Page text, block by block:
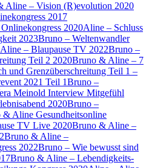
2017
2020Aline – Schluss
2023Bruno – Weltenwandler
– Blaupause TV 2022Bruno –
Teil 2 2020Bruno & Aline – 7
und Grenzüberschreitung Teil 1 –
2021 Teil 1Bruno –
Meinold Interview Mitgefühl
2020Bruno –
& Aline Gesundheitsonline
TV Live 2020Bruno & Aline –
Bruno & Aline –
2022Bruno – Wie bewusst sind
Bruno & Aline – Lebendigkeits-